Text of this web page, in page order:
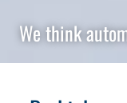
We think